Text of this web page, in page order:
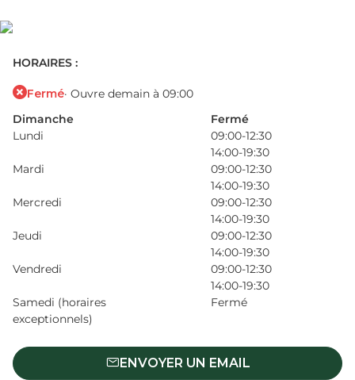
HORAIRES :
Fermé· Ouvre demain à 09:00
Dimanche
Fermé
Lundi
09:00-12:30
14:00-19:30
Mardi
09:00-12:30
14:00-19:30
Mercredi
09:00-12:30
14:00-19:30
Jeudi
09:00-12:30
14:00-19:30
Vendredi
09:00-12:30
14:00-19:30
Samedi (horaires
exceptionnels)
Fermé
ENVOYER UN EMAIL